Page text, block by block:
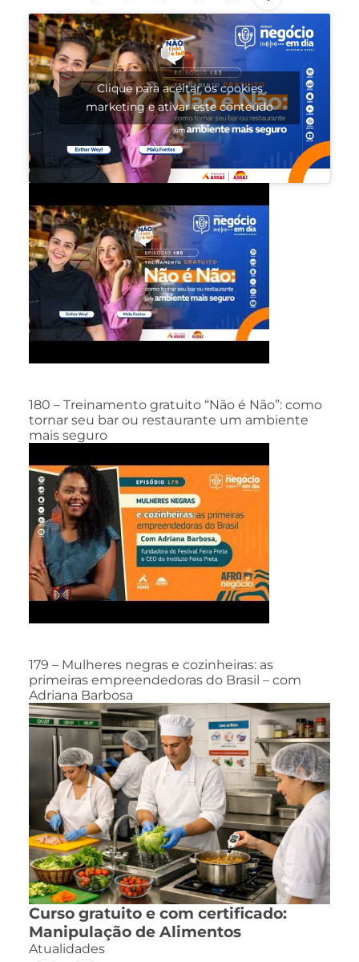
Clique para aceitar os cookies
marketing e ativar este conteúdo
180 – Treinamento gratuito “Não é Não”: como
tornar seu bar ou restaurante um ambiente
mais seguro
179 – Mulheres negras e cozinheiras: as
primeiras empreendedoras do Brasil – com
Adriana Barbosa
Curso gratuito e com certificado:
Manipulação de Alimentos
Atualidades